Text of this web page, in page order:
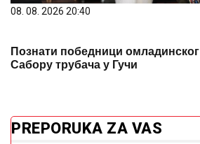
08. 08. 2026 20:40
Познати победници
Сабору трубача у Гучи
PREPORUKA ZA VAS